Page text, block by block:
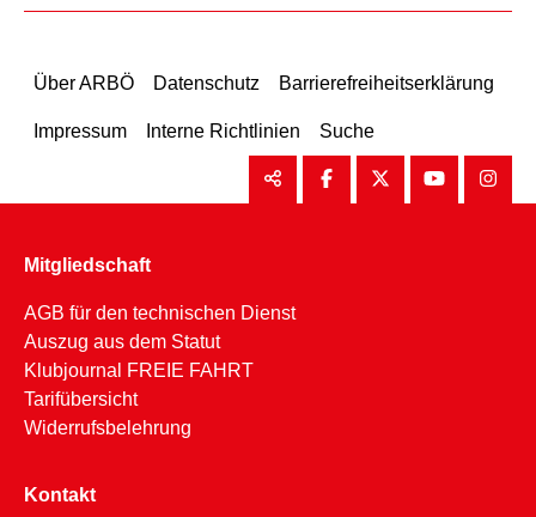
Über ARBÖ Datenschutz Barrierefreiheitserklärung
Impressum Interne Richtlinien Suche
Mitgliedschaft
AGB für den technischen Dienst
Auszug aus dem Statut
Klubjournal FREIE FAHRT
Tarifübersicht
Widerrufsbelehrung
Kontakt